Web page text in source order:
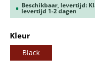
Beschikbaar, levertijd:
levertijd 1-2 dagen
Selecteer
Kleur
Black